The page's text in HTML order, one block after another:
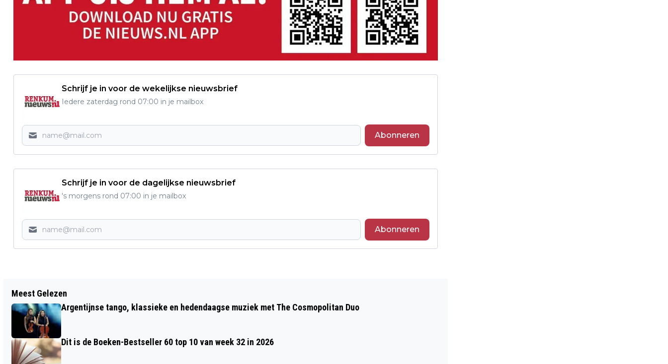
Schrijf je in voor de wekelijkse nieuwsbrief
Iedere zaterdag rond 07:00 in je mailbox
Abonneren
Schrijf je in voor de dagelijkse nieuwsbrief
's morgens rond 07:00 in je mailbox
Abonneren
JAARWISSELING: SLECHTE LUCHT,
WINDERIG EN RODE KRUIS VERWACHT
MEER LETSEL
OP DE NAAKTKAT EN DE VOUWOORKAT
Meest Gelezen
Argentijnse tango, klassieke en hedendaagse muziek met The Cosmopolitan Duo
Dit is de Boeken-Bestseller 60 top 10 van week 32 in 2026